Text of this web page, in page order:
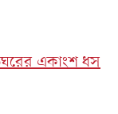
একাংশ ধস